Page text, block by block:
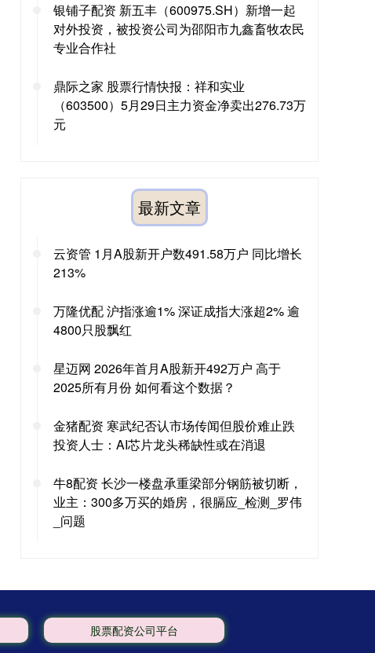
银铺子配资 新五丰（600975.SH）新增一起
对外投资，被投资公司为邵阳市九鑫畜牧农民
专业合作社
鼎际之家 股票行情快报：祥和实业
（603500）5月29日主力资金净卖出276.73万
元
最新文章
云资管 1月A股新开户数491.58万户 同比增长
213%
万隆优配 沪指涨逾1% 深证成指大涨超2% 逾
4800只股飘红
星迈网 2026年首月A股新开492万户 高于
2025所有月份 如何看这个数据？
金猪配资 寒武纪否认市场传闻但股价难止跌
投资人士：AI芯片龙头稀缺性或在消退
牛8配资 长沙一楼盘承重梁部分钢筋被切断，
业主：300多万买的婚房，很膈应_检测_罗伟
_问题
股票配资公司平台